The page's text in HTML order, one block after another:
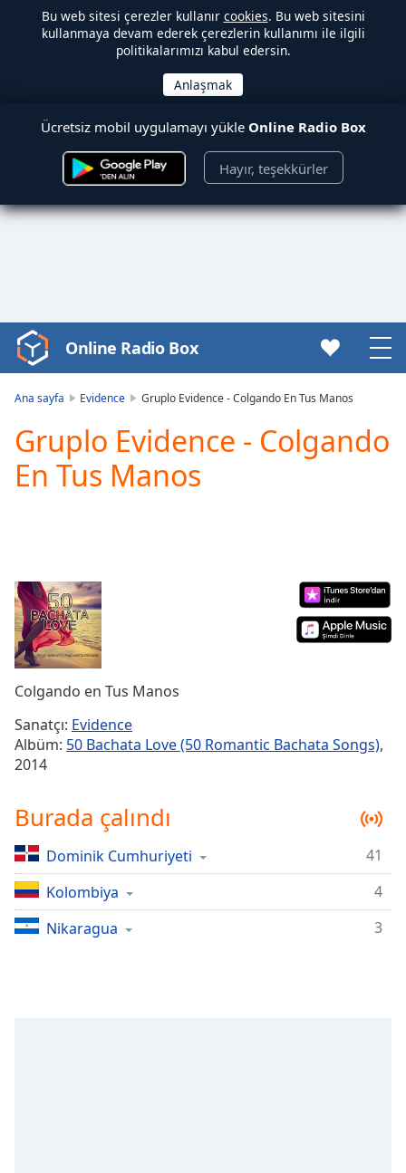
Bu web sitesi çerezler kullanır cookies. Bu web sitesini
kullanmaya devam ederek çerezlerin kullanımı ile ilgili
politikalarımızı kabul edersin.
Ücretsiz mobil uygulamayı yükle Online Radio Box
Hayır, teşekkürler
Video
Player
Play
Video
Play
Current
Time0:00
Duration-:-
Loaded:
Stream
TypeLIVE
Seek to
live,
currently
Remaining
1x
Playback
Rate
Online Radio Box
Ana sayfa Evidence Gruplo Evidence - Colgando En Tus Manos
Gruplo Evidence - Colgando
En Tus Manos
Colgando en Tus Manos
Sanatçı: Evidence
Albüm: 50 Bachata Love (50 Romantic Bachata Songs),
2014
Burada çalındı
Dominik Cumhuriyeti
41
Kolombiya
4
Nikaragua
3